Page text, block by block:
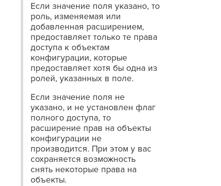
Если значение поля указано, то
роль, изменяемая или
добавленная расширением,
предоставляет только те права
доступа к объектам
конфигурации, которые
предоставляет хотя бы одна из
ролей, указанных в поле.
Если значение поля не
указано, и не установлен флаг
полного доступа, то
расширение прав на объекты
конфигурации не
производится. При этом у вас
сохраняется возможность
снять некоторые права на
объекты.